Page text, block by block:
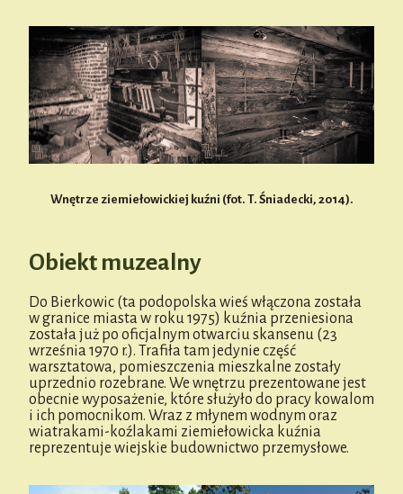
Wnętrze ziemiełowickiej kuźni (fot. T. Śniadecki, 2014).
Obiekt muzealny
Do Bierkowic (ta podopolska wieś włączona została
w granice miasta w roku 1975) kuźnia przeniesiona
została już po oficjalnym otwarciu skansenu (23
września 1970 r.). Trafiła tam jedynie część
warsztatowa, pomieszczenia mieszkalne zostały
uprzednio rozebrane. We wnętrzu prezentowane jest
obecnie wyposażenie, które służyło do pracy kowalom
i ich pomocnikom. Wraz z młynem wodnym oraz
wiatrakami-koźlakami ziemiełowicka kuźnia
reprezentuje wiejskie budownictwo przemysłowe.